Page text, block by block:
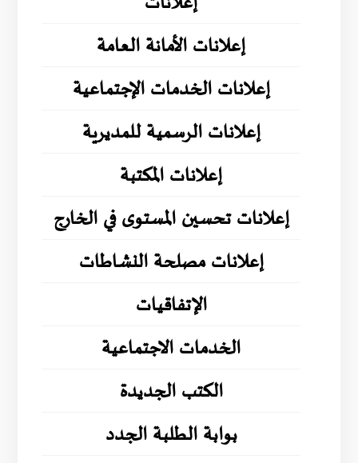
إعلانات الأمانة العامة
إعلانات الخدمات الإجتماعية
إعلانات الرسمية للمديرية
إعلانات المكتبة
إعلانات تحسين المستوى في الخارج
إعلانات مصلحة النشاطات
الإتفاقيات
الخدمات الاجتماعية
الكتب الجديدة
بوابة الطلبة الجدد